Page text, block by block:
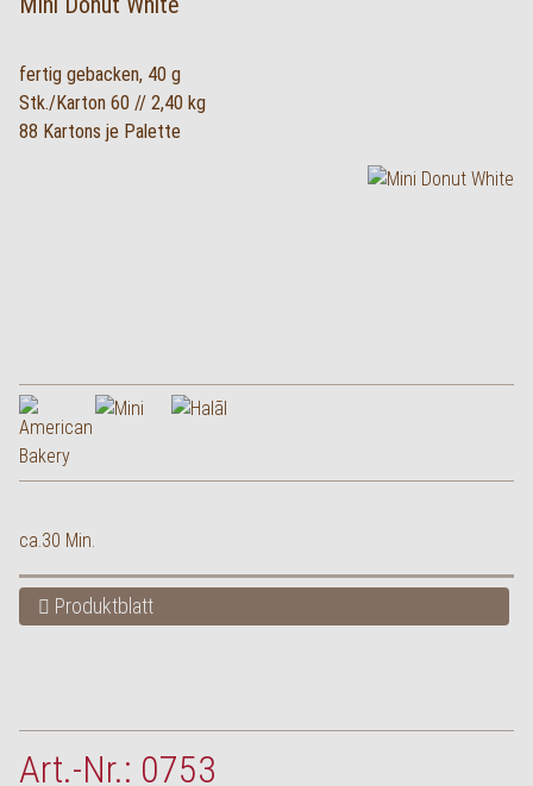
fertig gebacken, 40 g
Stk./Karton 60 // 2,40 kg
88 Kartons je Palette
ca.30 Min.
Produktblatt
Art.-Nr.: 0753